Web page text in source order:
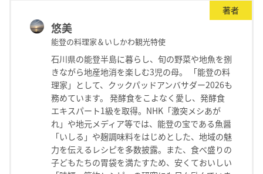
著者
悠美
能登の料理家＆いしかわ観光特使
石川県の能登半島に暮らし、旬の野菜や地魚を捌
きながら地産地消を楽しむ3児の母。 「能登の料
理家」として、クックパッドアンバサダー2026も
務めています。 発酵食をこよなく愛し、発酵食
エキスパート1級を取得。NHK「激突メシあが
れ」や地元メディア等では、能登の宝である魚醤
「いしる」や麹調味料をはじめとした、地域の魅
力を伝えるレシピを多数披露。また、食べ盛りの
子どもたちの胃袋を満たすため、安くておいしい